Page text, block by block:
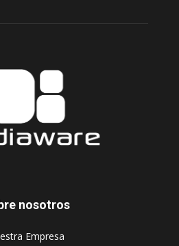
nosotros
Empresa